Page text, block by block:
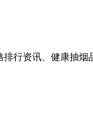
行资讯、健康抽烟